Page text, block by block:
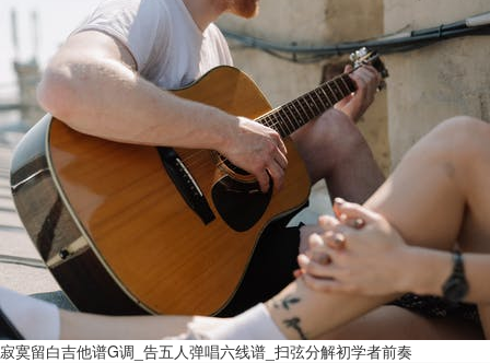
寂寞留白吉他谱G调_告五人弹唱六线谱_扫弦分解初学者前奏